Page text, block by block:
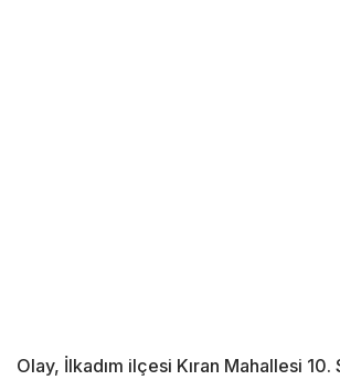
Olay, İlkadım ilçesi Kıran Mahallesi